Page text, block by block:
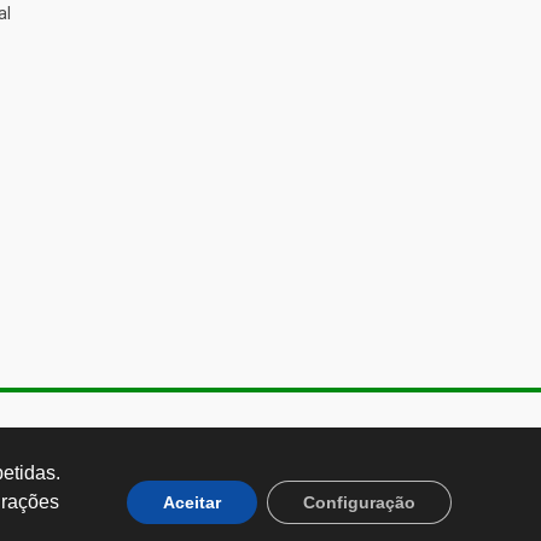
CEP: 01251-001
Aceitar Configuração